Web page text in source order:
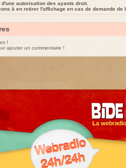
autorisation des ayants droit.
à en retirer l'affichage en cas de demande de
!
ajouter un commentaire !